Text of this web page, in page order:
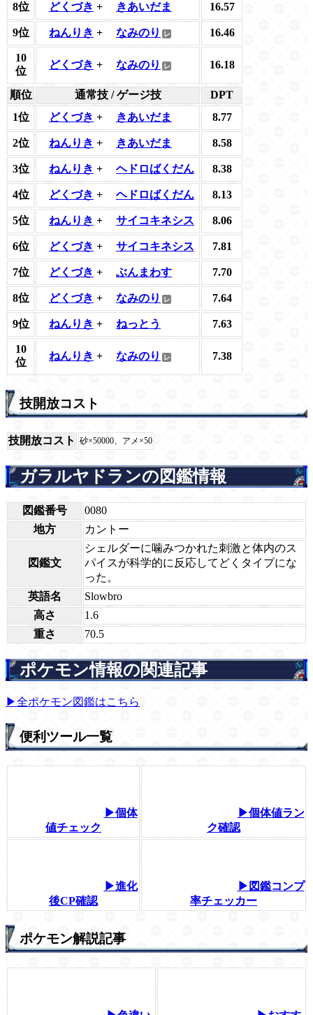
8位 どくづき + きあいだま 16.57
9位 ねんりき + なみのり 16.46
10
位
どくづき + なみのり 16.18
順位 通常技 / ゲージ技
DPT
1位
どくづき + きあいだま 8.77
2位 ねんりき + きあいだま 8.58
3位 ねんりき + ヘドロばくだん 8.38
4位 どくづき + ヘドロばくだん 8.13
5位 ねんりき + サイコキネシス 8.06
6位 どくづき + サイコキネシス 7.81
7位 どくづき + ぶんまわす 7.70
8位 どくづき + なみのり 7.64
9位 ねんりき + ねっとう 7.63
10
位
ねんりき + なみのり 7.38
技開放コスト
技開放コスト 砂×50000、アメ×50
ガラルヤドランの図鑑情報
図鑑番号
0080
地方
カントー
図鑑文
シェルダーに噛みつかれた刺激と体内のス
パイスが科学的に反応してどくタイプにな
った。
英語名
Slowbro
高さ
1.6
重さ
70.5
ポケモン情報の関連記事
▶全ポケモン図鑑はこちら
便利ツール一覧
▶個体
値チェック
▶個体値ラン
ク確認
▶進化
後CP確認
▶図鑑コンプ
率チェッカー
ポケモン解説記事